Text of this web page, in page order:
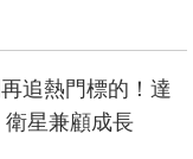
追熱門標的！達
衛星兼顧成長